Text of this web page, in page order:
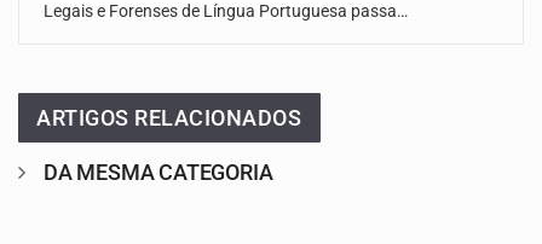
Legais e Forenses de Língua Portuguesa passa…
ARTIGOS RELACIONADOS
DA MESMA CATEGORIA